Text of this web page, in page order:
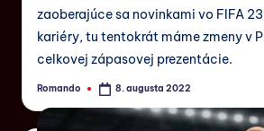
zaoberajúce sa novinkami vo FIFA
kariéry, tu tentokrát máme zmeny v
celkovej zápasovej prezentácie.
Romando 8. augusta 2022